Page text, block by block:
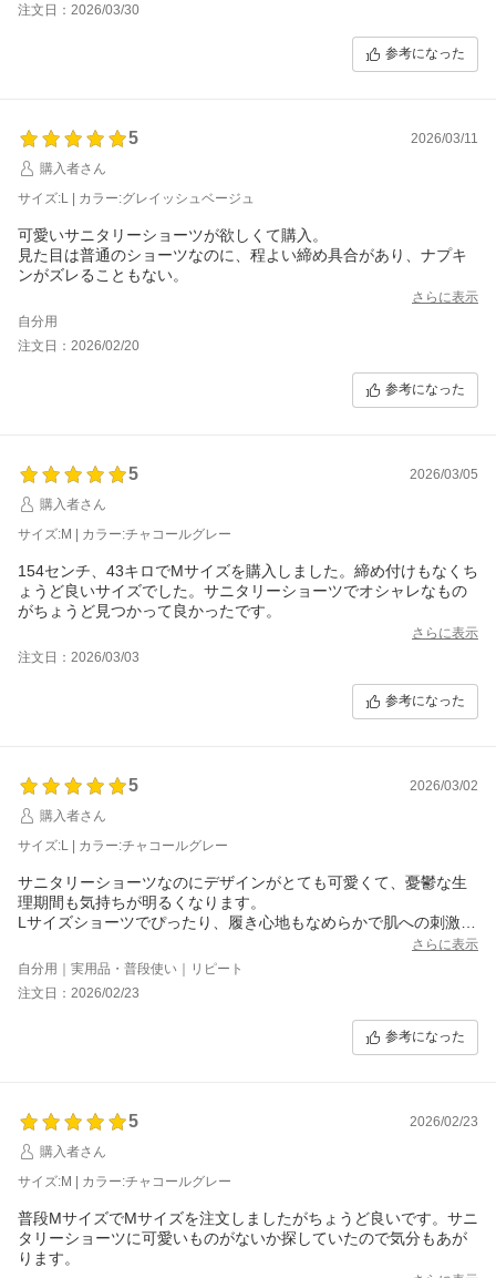
注文日：2026/03/30
参考になった
5
2026/03/11
購入者さん
サイズ:L | カラー:グレイッシュベージュ
可愛いサニタリーショーツが欲しくて購入。
見た目は普通のショーツなのに、程よい締め具合があり、ナプキ
ンがズレることもない。
さらに表示
自分用
注文日：2026/02/20
参考になった
5
2026/03/05
購入者さん
サイズ:M | カラー:チャコールグレー
154センチ、43キロでMサイズを購入しました。締め付けもなくち
ょうど良いサイズでした。サニタリーショーツでオシャレなもの
がちょうど見つかって良かったです。
さらに表示
注文日：2026/03/03
参考になった
5
2026/03/02
購入者さん
サイズ:L | カラー:チャコールグレー
サニタリーショーツなのにデザインがとても可愛くて、憂鬱な生
理期間も気持ちが明るくなります。
Lサイズショーツでぴったり、履き心地もなめらかで肌への刺激も
さらに表示
自分用｜実用品・普段使い｜リピート
注文日：2026/02/23
参考になった
5
2026/02/23
購入者さん
サイズ:M | カラー:チャコールグレー
普段MサイズでMサイズを注文しましたがちょうど良いです。サニ
タリーショーツに可愛いものがないか探していたので気分もあが
ります。